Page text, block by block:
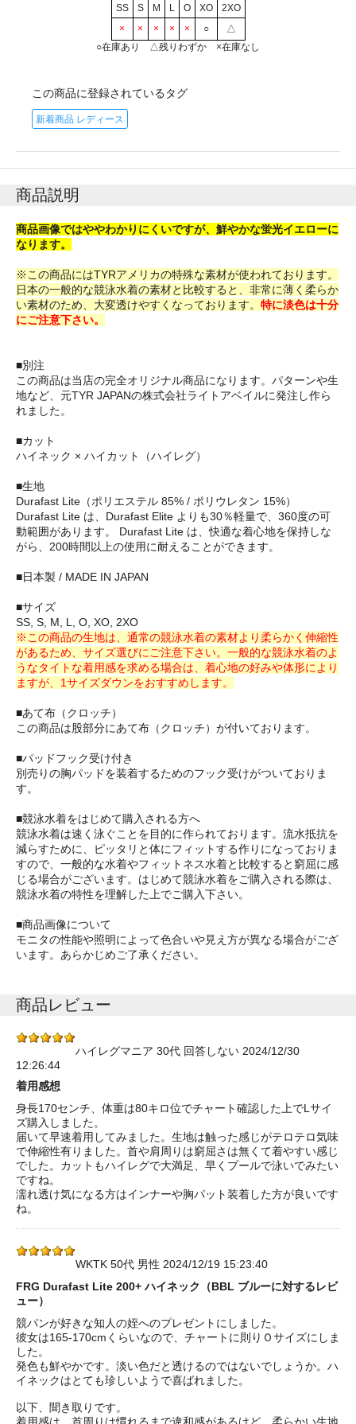
SS
S M L O XO
2XO
×
× × × × ○
△
○在庫あり △残りわずか ×在庫なし
この商品に登録されているタグ
新着商品 レディース
商品説明
商品画像ではややわかりにくいですが、鮮やかな蛍光イエローに
なります。
※この商品にはTYRアメリカの特殊な素材が使われております。
日本の一般的な競泳水着の素材と比較すると、非常に薄く柔らか
い素材のため、大変透けやすくなっております。 特に淡色は十分
にご注意下さい。
■別注
この商品は当店の完全オリジナル商品になります。パターンや生
地など、元TYR JAPANの株式会社ライトアベイルに発注し作ら
れました。
■カット
ハイネック × ハイカット（ハイレグ）
■生地
Durafast Lite（ポリエステル 85% / ポリウレタン 15%）
Durafast Lite は、Durafast Elite よりも30％軽量で、360度の可
動範囲があります。 Durafast Lite は、快適な着心地を保持しな
がら、200時間以上の使用に耐えることができます。
■日本製 / MADE IN JAPAN
■サイズ
SS, S, M, L, O, XO, 2XO
※この商品の生地は、通常の競泳水着の素材より柔らかく伸縮性
があるため、サイズ選びにご注意下さい。一般的な競泳水着のよ
うなタイトな着用感を求める場合は、着心地の好みや体形により
ますが、1サイズダウンをおすすめします。
■あて布（クロッチ）
この商品は股部分にあて布（クロッチ）が付いております。
■パッドフック受け付き
別売りの胸パッドを装着するためのフック受けがついておりま
す。
■競泳水着をはじめて購入される方へ
競泳水着は速く泳ぐことを目的に作られております。流水抵抗を
減らすために、ピッタリと体にフィットする作りになっておりま
すので、一般的な水着やフィットネス水着と比較すると窮屈に感
じる場合がございます。はじめて競泳水着をご購入される際は、
競泳水着の特性を理解した上でご購入下さい。
■商品画像について
モニタの性能や照明によって色合いや見え方が異なる場合がござ
います。あらかじめご了承ください。
商品レビュー
ハイレグマニア 30代 回答しない 2024/12/30
12:26:44
着用感想
身長170センチ、体重は80キロ位でチャート確認した上でLサイ
ズ購入しました。
届いて早速着用してみました。生地は触った感じがテロテロ気味
で伸縮性有りました。首や肩周りは窮屈さは無くて着やすい感じ
でした。カットもハイレグで大満足、早くプールで泳いでみたい
ですね。
濡れ透け気になる方はインナーや胸パット装着した方が良いです
ね。
WKTK 50代 男性 2024/12/19 15:23:40
FRG Durafast Lite 200+ ハイネック（BBL ブルーに対するレビ
ュー）
競パンが好きな知人の姪へのプレゼントにしました。
彼女は165-170cmくらいなので、チャートに則りＯサイズにしま
した。
発色も鮮やかです。淡い色だと透けるのではないでしょうか。ハ
イネックはとても珍しいようで喜ばれました。
以下、聞き取りです。